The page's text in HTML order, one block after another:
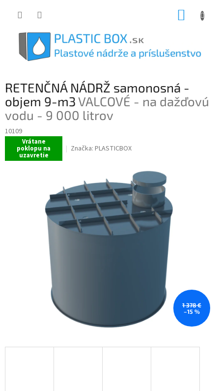
RETENČNÁ NÁDRŽ samonosná -
objem 9-m3VALCOVÉ - na dažďovú
vodu - 9 000 litrov
10109
Vrátane
poklopu na
uzavretie
Značka: PLASTICBOX
1 378 €
–15 %